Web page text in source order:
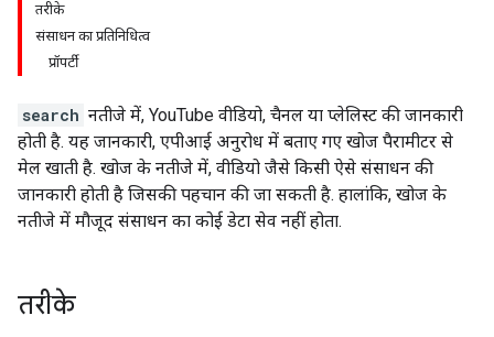
तरीके
संसाधन का प्रतिनिधित्व
प्रॉपर्टी
search नतीजे में, YouTube वीडियो, चैनल या प्लेलिस्ट की जानकारी
होती है. यह जानकारी, एपीआई अनुरोध में बताए गए खोज पैरामीटर से
मेल खाती है. खोज के नतीजे में, वीडियो जैसे किसी ऐसे संसाधन की
जानकारी होती है जिसकी पहचान की जा सकती है. हालांकि, खोज के
नतीजे में मौजूद संसाधन का कोई डेटा सेव नहीं होता.
तरीके